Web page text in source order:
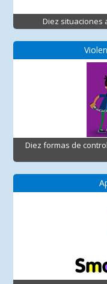
Diez situaciones
Diez formas de